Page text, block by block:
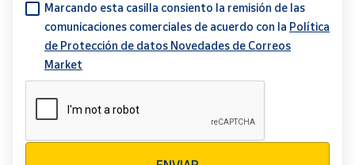
Marcando esta casilla consiento la remisión de las
comunicaciones comerciales de acuerdo con la Política
de Protección de datos Novedades de Correos
Market